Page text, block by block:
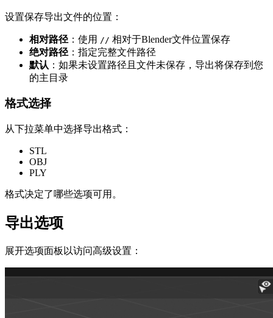
设置保存导出文件的位置：
相对路径 ：使用 // 相对于Blender文件位置保存
绝对路径 ：指定完整文件路径
默认 ：如果未设置路径且文件未保存，导出将保存到您
的主目录
格式选择
从下拉菜单中选择导出格式：
STL
OBJ
PLY
格式决定了哪些选项可用。
导出选项
展开选项面板以访问高级设置：